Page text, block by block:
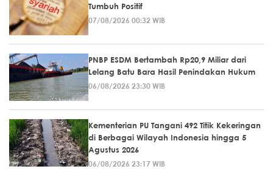
Tumbuh Positif
07/08/2026 00:32 WIB
PNBP ESDM Bertambah Rp20,9 Miliar dari
Lelang Batu Bara Hasil Penindakan Hukum
06/08/2026 23:30 WIB
Kementerian PU Tangani 492 Titik Kekeringan
di Berbagai Wilayah Indonesia hingga 5
Agustus 2026
06/08/2026 23:17 WIB